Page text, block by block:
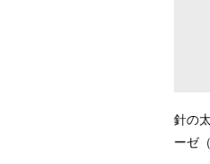
針の
ーゼ（